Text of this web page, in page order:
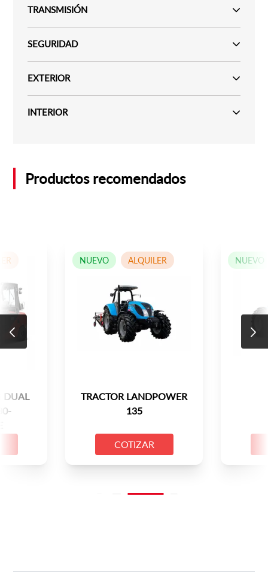
TRANSMISIÓN
SEGURIDAD
EXTERIOR
INTERIOR
Productos recomendados
DUAL
TRACTOR LANDPOWER
135
COTIZAR
NUEVO ALQUILER NUEVO